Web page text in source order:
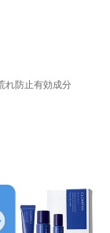
れ防止有効成分